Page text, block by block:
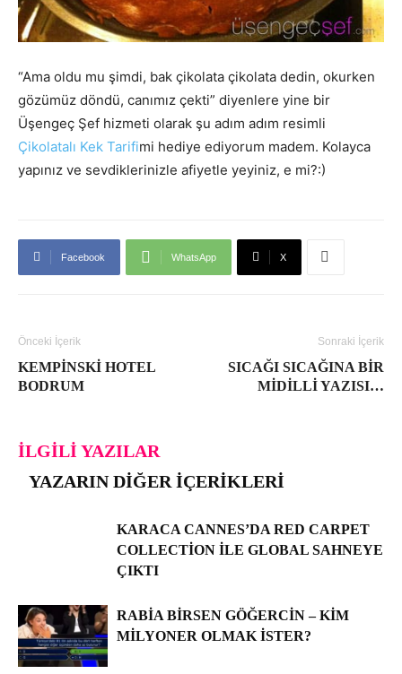
“Ama oldu mu şimdi, bak çikolata çikolata dedin, okurken
gözümüz döndü, canımız çekti” diyenlere yine bir
Üşengeç Şef hizmeti olarak şu adım adım resimli
Çikolatalı Kek Tarifimi hediye ediyorum madem. Kolayca
yapınız ve sevdiklerinizle afiyetle yeyiniz, e mi?:)
Facebook WhatsApp X
Önceki İçerik
KEMPINSKI HOTEL
BODRUM
Sonraki İçerik
SICAĞI SICAĞINA BIR
MIDILLI YAZISI…
İLGILI YAZILAR
YAZARIN DIĞER İÇERIKLERI
KARACA CANNES’DA RED CARPET
COLLECTION ILE GLOBAL SAHNEYE
ÇIKTI
RABIA BIRSEN GÖĞERCIN – KIM
MILYONER OLMAK İSTER?